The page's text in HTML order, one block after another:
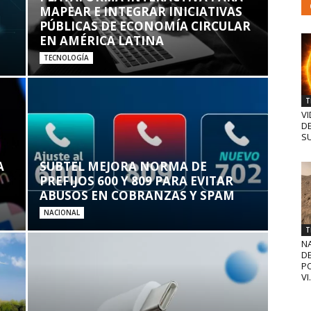
MAPEAR E INTEGRAR INICIATIVAS
PÚBLICAS DE ECONOMÍA CIRCULAR
EN AMÉRICA LATINA
TECNOLOGÍA
SUBTEL MEJORA NORMA DE
PREFIJOS 600 Y 809 PARA EVITAR
ABUSOS EN COBRANZAS Y SPAM
NACIONAL